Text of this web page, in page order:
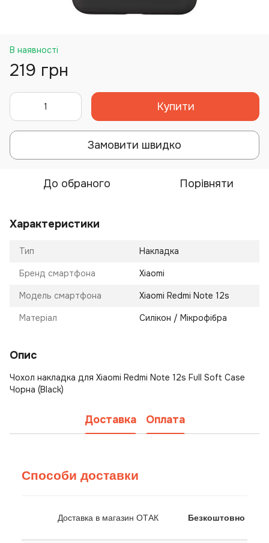
В наявності
219 грн
Купити
Замовити швидко
До обраного Порівняти
Характеристики
Тип Накладка
Бренд смартфона Xiaomi
Модель смартфона Xiaomi Redmi Note 12s
Матеріал Силікон / Мікрофібра
Опис
Чохол накладка для Xiaomi Redmi Note 12s Full Soft Case
Чорна (Black)
Доставка Оплата
Способи доставки
Доставка в магазин ОТАК Безкоштовно